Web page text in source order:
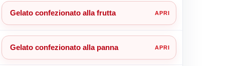
Gelato confezionato alla frutta
Gelato confezionato alla panna